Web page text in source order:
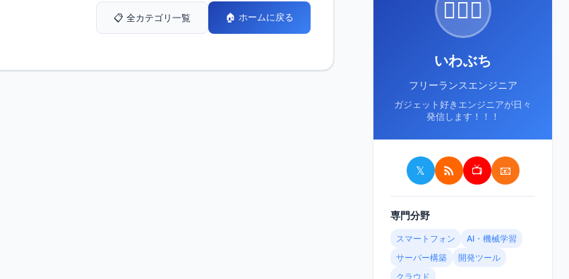
📋 全カテゴリ一覧 🏠 ホームに戻る 🙋🏻‍♂️
いわぶち
フリーランスエンジニア
ガジェット好きエンジニアが日々
発信します！！！
𝕏 📺 📧
専門分野
スマートフォン
AI・機械学習
サーバー構築
開発ツール
クラウド